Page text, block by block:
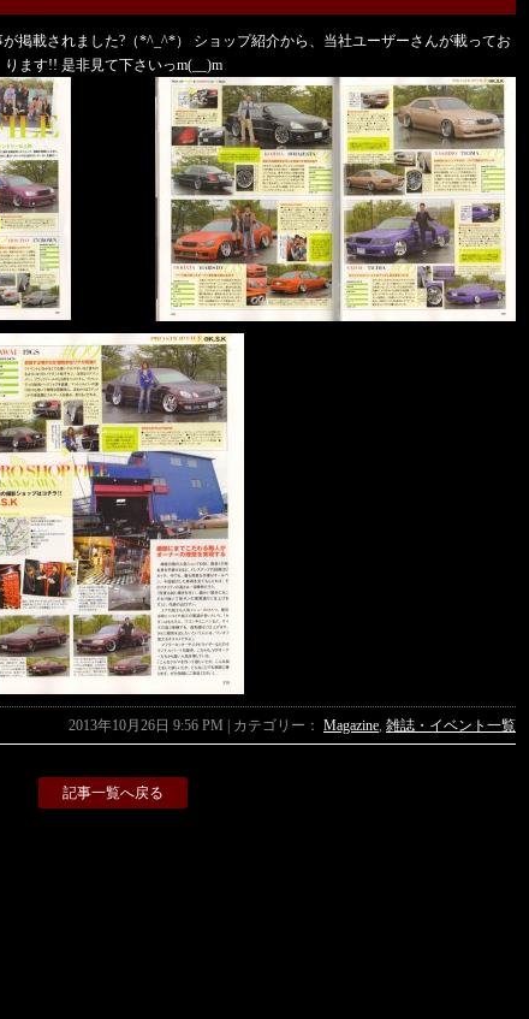
掲載されました?（*^_^*） ショップ紹介から、当社ユーザーさんが載ってお
ります!! 是非見て下さいっm(__)m
2013年10月26日 9:56 PM | カテゴリー： Magazine, 雑誌・イベント一覧
記事一覧へ戻る